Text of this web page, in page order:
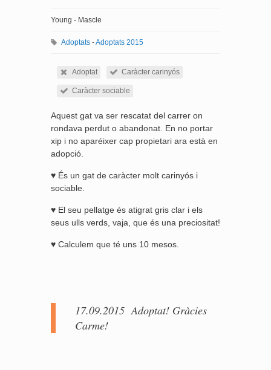
Young - Mascle
Adoptats -Adoptats 2015
Adoptat Caràcter carinyós
Caràcter sociable
Aquest gat va ser rescatat del carrer on
rondava perdut o abandonat. En no portar
xip i no aparéixer cap propietari ara està en
adopció.
♥ És un gat de caràcter molt carinyós i
sociable.
♥ El seu pellatge és atigrat gris clar i els
seus ulls verds, vaja, que és una preciositat!
♥ Calculem que té uns 10 mesos.
17.09.2015 Adoptat! Gràcies
Carme!